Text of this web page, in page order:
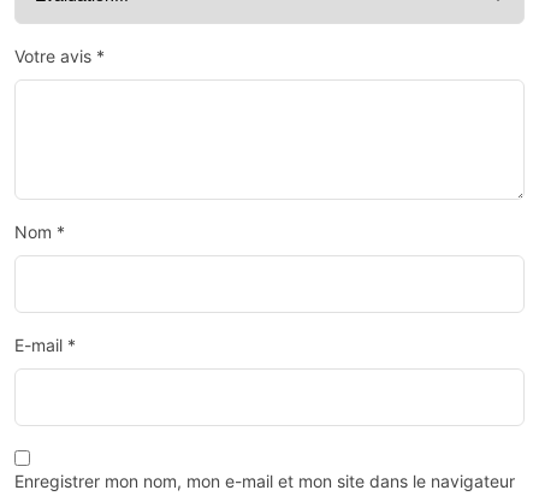
Votre avis *
Nom *
E-mail *
Enregistrer mon nom, mon e-mail et mon site dans le navigateur